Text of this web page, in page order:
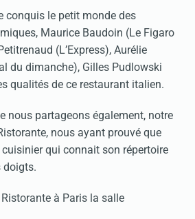
conquis le petit monde des
Maurice Baudoin (Le Figaro
(L’Express), Aurélie
du dimanche), Gilles Pudlowski
qualités de ce restaurant italien.
nous partageons également, notre
nous ayant prouvé que
qui connait son répertoire
doigts.